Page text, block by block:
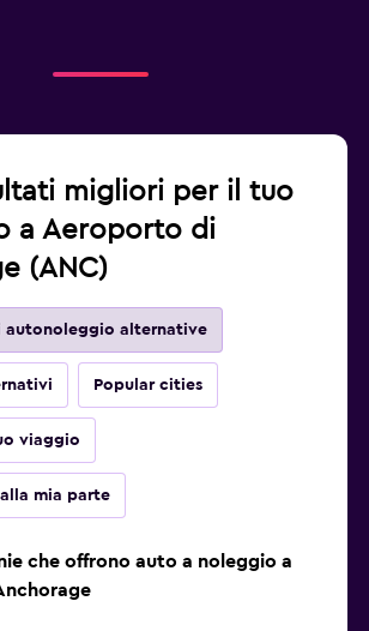
migliori per il tuo
a Aeroporto di
(ANC)
autonoleggio alternative
Popular cities
viaggio
mia parte
che offrono auto a noleggio a